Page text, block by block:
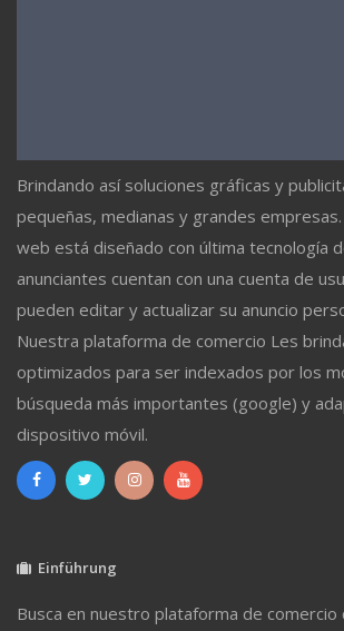
Brindando así soluciones gráficas y
pequeñas, medianas y grandes
web está diseñado con última tecnología
anunciantes cuentan con una cuenta de
pueden editar y actualizar su anuncio
Nuestra plataforma de comercio Les
optimizados para ser indexados por los
búsqueda más importantes (google) y
dispositivo móvil.
Einführung
Busca en nuestro plataforma de comercio